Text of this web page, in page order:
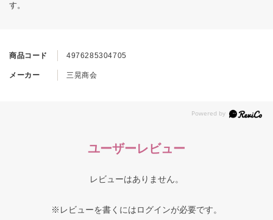
商品コード 4976285304705
メーカー 三晃商会
す。
ユーザーレビュー
レビューはありません。
※レビューを書くにはログインが必要です。